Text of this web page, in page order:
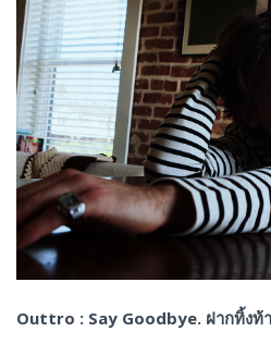
Outtro : Say Goodbye. ฝากทิ้งท้